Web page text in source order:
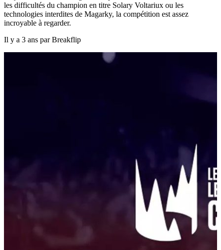
les difficultés du champion en titre Solary Voltariux ou les
technologies interdites de Magarky, la compétition est assez
incroyable à regarder.
Il y a 3 ans par Breakflip